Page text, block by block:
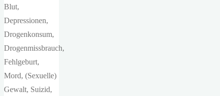
Blut,
Depressionen,
Drogenkonsum,
Drogenmissbrauch,
Fehlgeburt,
Mord, (Sexuelle)
Gewalt, Suizid,